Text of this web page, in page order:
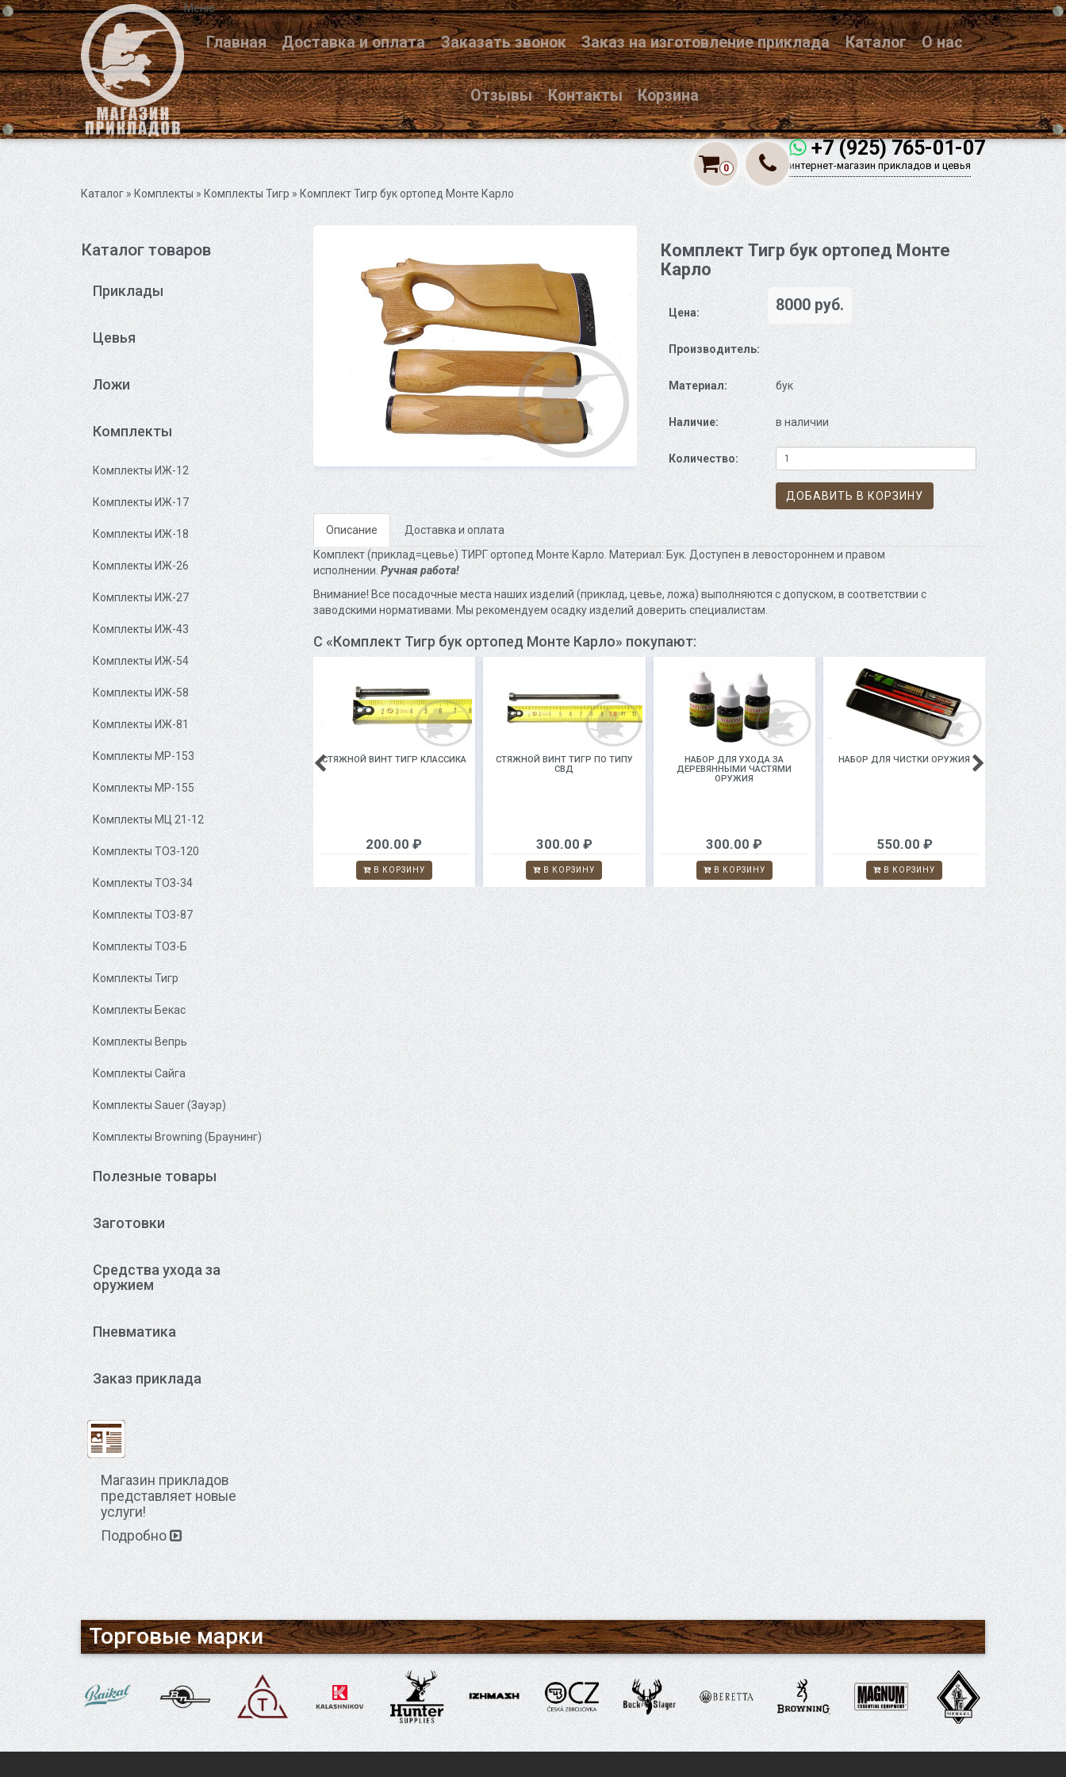
Меню
Главная Доставка и оплата Заказать звонок Заказ на изготовление приклада Каталог О нас
Отзывы Контакты Корзина
+7 (925) 765-01-07
интернет-магазин прикладов и цевья
0
Каталог» Комплекты »Комплекты Тигр» Комплект Тигр бук ортопед Монте Карло
Каталог товаров
Приклады
Цевья
Ложи
Комплекты
Комплекты ИЖ-12
Комплекты ИЖ-17
Комплекты ИЖ-18
Комплекты ИЖ-26
Комплекты ИЖ-27
Комплекты ИЖ-43
Комплекты ИЖ-54
Комплекты ИЖ-58
Комплекты ИЖ-81
Комплекты МР-153
Комплекты МР-155
Комплекты МЦ 21-12
Комплекты ТОЗ-120
Комплекты ТОЗ-34
Комплекты ТОЗ-87
Комплекты ТОЗ-Б
Комплекты Тигр
Комплекты Бекас
Комплекты Вепрь
Комплекты Сайга
Комплекты Sauer (Зауэр)
Комплекты Browning (Браунинг)
Полезные товары
Заготовки
Средства ухода за
оружием
Пневматика
Заказ приклада
Магазин прикладов
представляет новые
услуги!
Подробно
Комплект Тигр бук ортопед Монте
Карло
Цена: 8000 руб.
Производитель:
Материал: бук
Наличие: в наличии
Количество:
ДОБАВИТЬ В КОРЗИНУ
Описание
Доставка и оплата
Комплект (приклад=цевье) ТИРГ ортопед Монте Карло. Материал: Бук. Доступен в левостороннем и правом
исполнении.Ручная работа!
Внимание! Все посадочные места наших изделий (приклад, цевье, ложа) выполняются с допуском, в соответствии с
заводскими нормативами. Мы рекомендуем осадку изделий доверить специалистам.
С «Комплект Тигр бук ортопед Монте Карло» покупают:
СТЯЖНОЙ ВИНТ ТИГР КЛАССИКА
200.00 ₽
В КОРЗИНУ
СТЯЖНОЙ ВИНТ ТИГР ПО ТИПУ
СВД
300.00 ₽
В КОРЗИНУ
НАБОР ДЛЯ УХОДА ЗА
ДЕРЕВЯННЫМИ ЧАСТЯМИ
ОРУЖИЯ
300.00 ₽
В КОРЗИНУ
НАБОР ДЛЯ ЧИСТКИ ОРУЖИЯ
550.00 ₽
В КОРЗИНУ
НАБОР
В
Торговые марки